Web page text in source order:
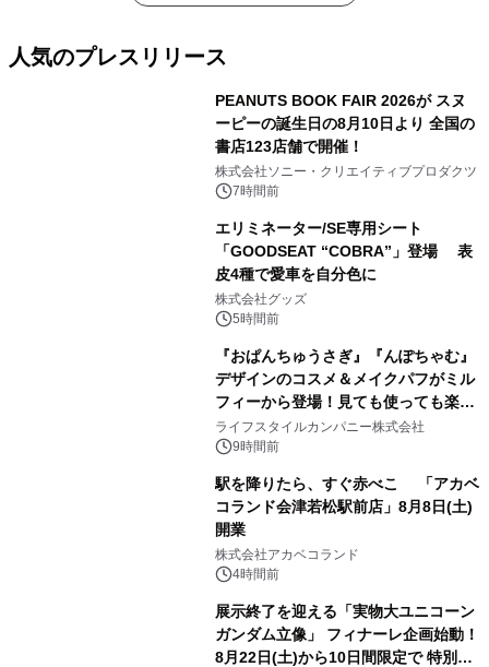
人気のプレスリリース
PEANUTS BOOK FAIR 2026が スヌ
ーピーの誕生日の8月10日より 全国の
書店123店舗で開催！
株式会社ソニー・クリエイティブプロダクツ
7時間前
エリミネーター/SE専用シート
「GOODSEAT “COBRA”」登場 表
皮4種で愛車を自分色に
株式会社グッズ
5時間前
『おぱんちゅうさぎ』『んぽちゃむ』
デザインのコスメ＆メイクパフがミル
フィーから登場！見ても使っても楽し
い、ポップでキュートなコレクショ
ン。
ライフスタイルカンパニー株式会社
9時間前
駅を降りたら、すぐ赤べこ 「アカベ
コランド会津若松駅前店」8月8日(土)
開業
株式会社アカベコランド
4時間前
展示終了を迎える「実物大ユニコーン
ガンダム立像」 フィナーレ企画始動！
8月22日(土)から10日間限定で 特別映